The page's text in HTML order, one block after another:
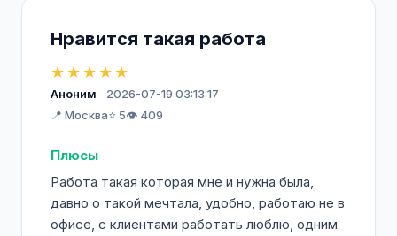
Нравится такая работа
★★★★★
Аноним
2026-07-19 03:13:17
📍 Москва⭐ 5👁️ 409
Плюсы
Работа такая которая мне и нужна была,
давно о такой мечтала, удобно, работаю не в
офисе, с клиентами работать люблю, одним